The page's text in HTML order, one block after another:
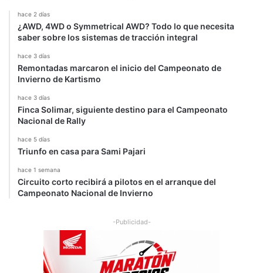
hace 2 días
¿AWD, 4WD o Symmetrical AWD? Todo lo que necesita
saber sobre los sistemas de tracción integral
hace 3 días
Remontadas marcaron el inicio del Campeonato de
Invierno de Kartismo
hace 3 días
Finca Solimar, siguiente destino para el Campeonato
Nacional de Rally
hace 5 días
Triunfo en casa para Sami Pajari
hace 1 semana
Circuito corto recibirá a pilotos en el arranque del
Campeonato Nacional de Invierno
-Publicidad-